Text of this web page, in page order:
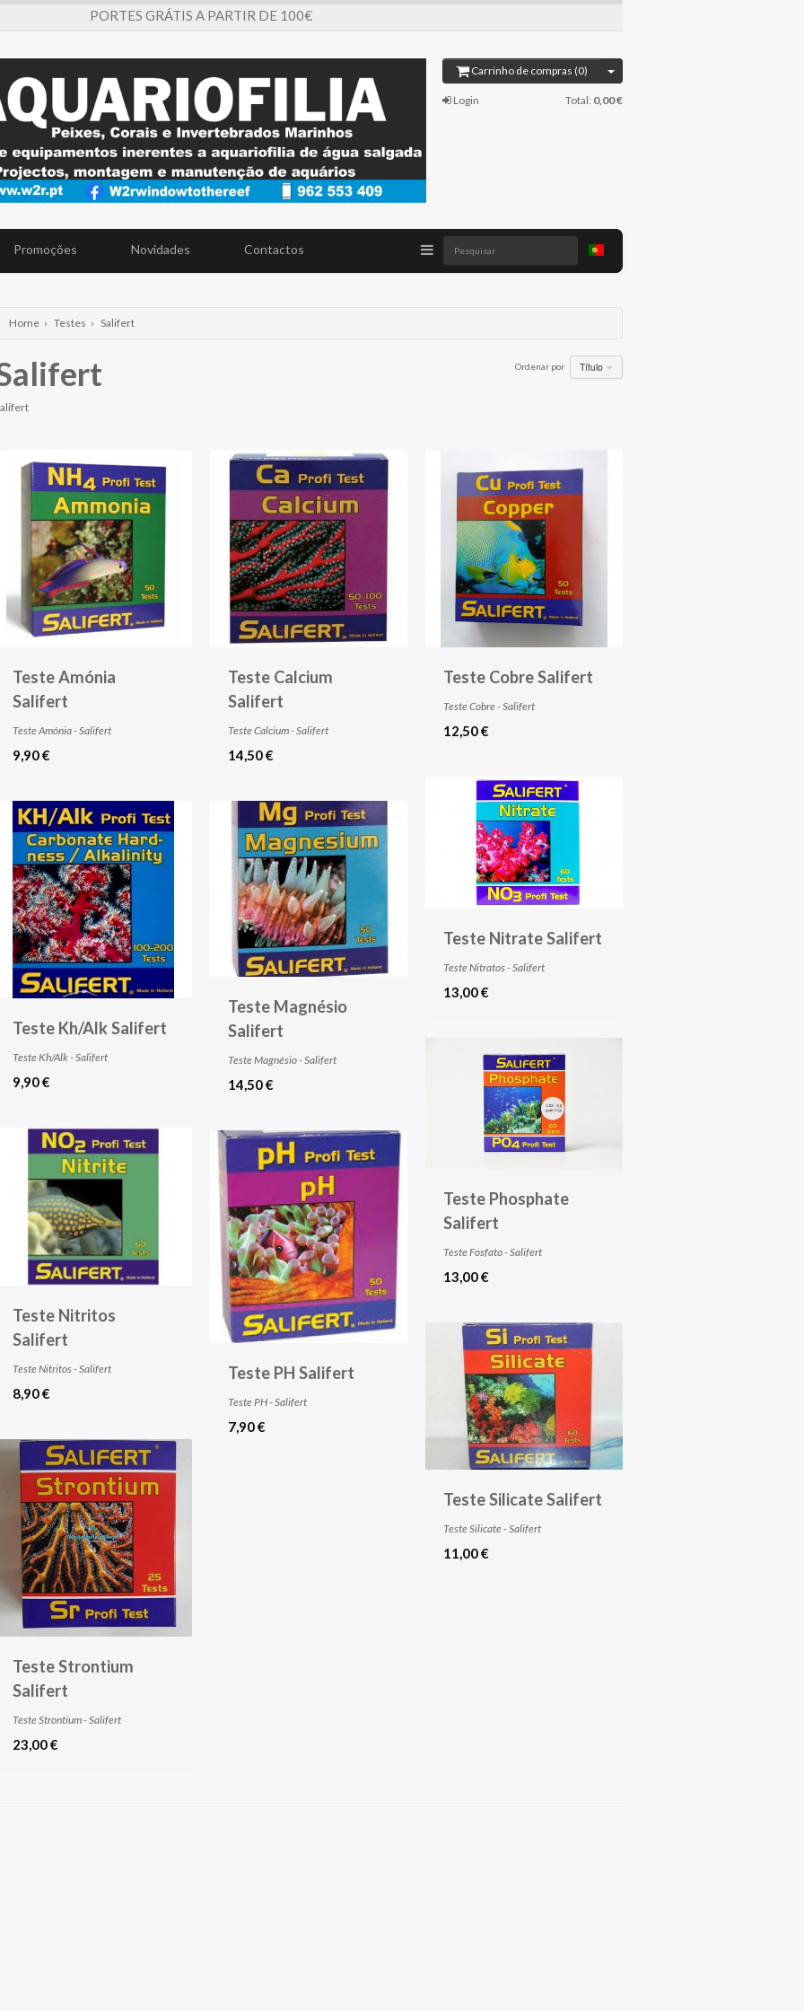
PORTES GRÁTIS A PARTIR DE 100€
Carrinho de compras (0)
Login Total: 0,00 €
Promoções Novidades Contactos Pesquisar
Home › Testes › Salifert
Ordenar por Título
Teste Amónia
Salifert
Teste Amónia - Salifert
9,90 €
Teste Calcium
Salifert
Teste Calcium - Salifert
14,50 €
Teste Cobre Salifert
Teste Cobre - Salifert
12,50 €
Teste Kh/Alk Salifert
Teste Kh/Alk - Salifert
9,90 €
Teste Magnésio
Salifert
Teste Magnésio - Salifert
14,50 €
Teste Nitrate Salifert
Teste Nitratos - Salifert
13,00 €
Teste Nitritos
Salifert
Teste Nitritos - Salifert
8,90 €
Teste PH Salifert
Teste PH - Salifert
7,90 €
Teste Phosphate
Salifert
Teste Fosfato - Salifert
13,00 €
Teste Silicate Salifert
Teste Silicate - Salifert
11,00 €
Teste Strontium
Salifert
Teste Strontium - Salifert
23,00 €